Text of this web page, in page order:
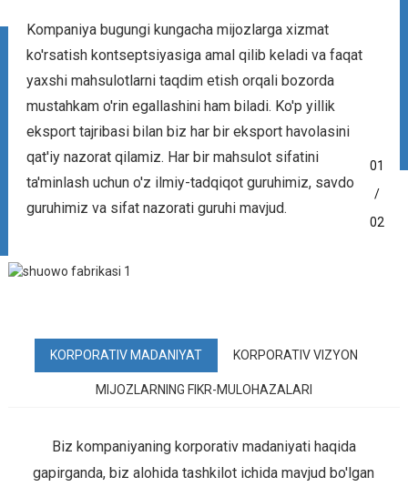
Kompaniya bugungi kungacha mijozlarga xizmat
ko'rsatish kontseptsiyasiga amal qilib keladi va faqat
yaxshi mahsulotlarni taqdim etish orqali bozorda
mustahkam o'rin egallashini ham biladi. Ko'p yillik
eksport tajribasi bilan biz har bir eksport havolasini
qat'iy nazorat qilamiz. Har bir mahsulot sifatini
ta'minlash uchun o'z ilmiy-tadqiqot guruhimiz, savdo
guruhimiz va sifat nazorati guruhi mavjud.
01
/
02
KORPORATIV MADANIYAT KORPORATIV VIZYON
MIJOZLARNING FIKR-MULOHAZALARI
Biz kompaniyaning korporativ madaniyati haqida
gapirganda, biz alohida tashkilot ichida mavjud bo'lgan